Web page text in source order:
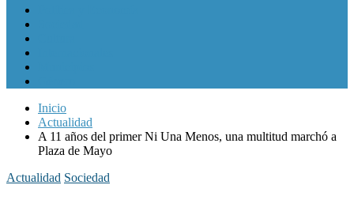
Inicio
Actualidad
A 11 años del primer Ni Una Menos, una multitud marchó a
Plaza de Mayo
Actualidad Sociedad